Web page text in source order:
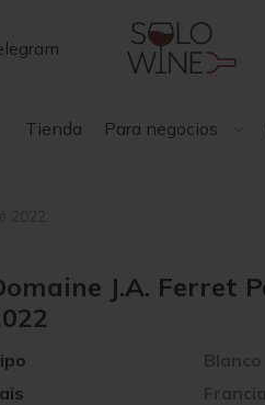
Tienda Para negocios
2022
J.A. Ferret
Francia
Blanco